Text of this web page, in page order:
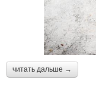
читать дальше →